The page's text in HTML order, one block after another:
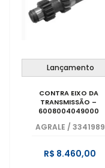
Lançamento
CONTRA EIXO DA
TRANSMISSÃO –
6008004049000
AGRALE / 3341989
R$ 8.460,00